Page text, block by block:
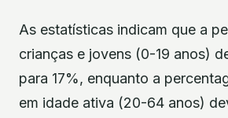
As estatísticas indicam que a
crianças e jovens (0-19 anos)
para 17%, enquanto a
em idade ativa (20-64 anos)